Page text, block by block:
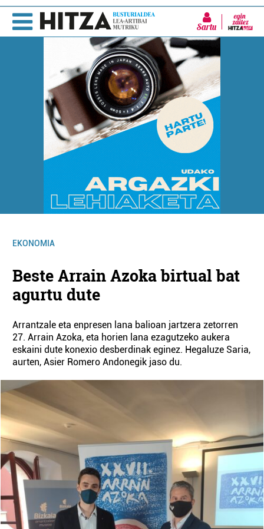
Sartu
EKONOMIA
Beste Arrain Azoka birtual bat
agurtu dute
Arrantzale eta enpresen lana balioan jartzera zetorren
27. Arrain Azoka, eta horien lana ezagutzeko aukera
eskaini dute konexio desberdinak eginez. Hegaluze Saria,
aurten, Asier Romero Andonegik jaso du.